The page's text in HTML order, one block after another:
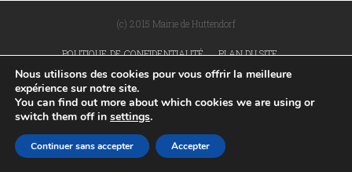
(c) 2015 Mairie de Huttendorf
POLITIQUE DE CONFIDENTIALITÉ
PLAN DU SITE
MENTIONS LÉGALES
RÉALISÉ PAR WEB67
Nous utilisons des cookies pour vous offrir la meilleure
expérience sur notre site.
You can find out more about which cookies we are using or
switch them off in settings.
Accepter
Continuer sans accepter